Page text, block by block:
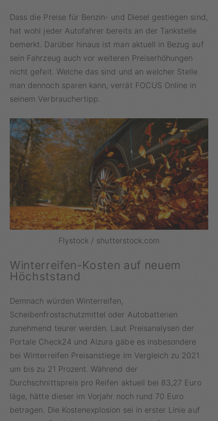
Dass die Preise für Benzin- und Diesel gestiegen sind,
hat wohl jeder Autofahrer bereits an der Tankstelle
bemerkt. Darüber hinaus ist man aktuell in Bezug auf
sein Fahrzeug auch vor weiteren Preiserhöhungen
nicht gefeit. Welche das sind und an welcher Stelle
man dennoch sparen kann, verrät FOCUS Online in
seinem Verbrauchertipp.
Flystock / shutterstock.com
Winterreifen-Kosten auf neuem
Höchststand
Demnach würden Winterreifen,
Scheibenfrostschutzmittel oder Autobatterien
zunehmend teurer werden. Laut Preisanalysen der
Portale Check24 und Alzura gäbe es insbesondere
bei Winterreifen Preisanstiege im Vergleich zu 2021
um bis zu 21 Prozent. Während der
Durchschnittspreis pro Reifen aktuell bei 83,27 Euro
läge, hätte dieser im Vorjahr noch rund 70 Euro
betragen. Die Kostenexplosion sei in erster Linie auf